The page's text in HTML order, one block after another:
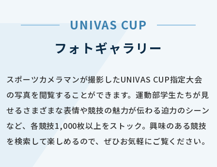
UNIVAS CUP
フォトギャラリー
スポーツカメラマンが撮影したUNIVAS CUP指定大会
の写真を閲覧することができます。運動部学生たちが見
せるさまざまな表情や競技の魅力が伝わる迫力のシーン
など、各競技1,000枚以上をストック。興味のある競技
を検索して楽しめるので、ぜひお気軽にご覧ください。